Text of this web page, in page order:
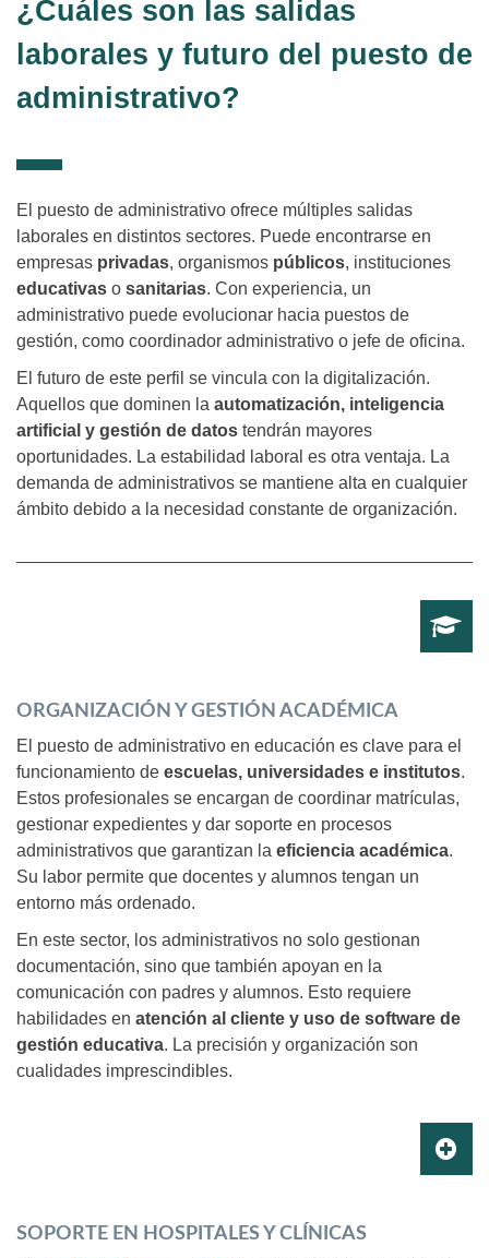
¿Cuáles son las salidas
laborales y futuro del puesto de
administrativo?
El puesto de administrativo ofrece múltiples salidas
laborales en distintos sectores. Puede encontrarse en
empresas privadas, organismos públicos, instituciones
educativas o sanitarias. Con experiencia, un
administrativo puede evolucionar hacia puestos de
gestión, como coordinador administrativo o jefe de oficina.
El futuro de este perfil se vincula con la digitalización.
Aquellos que dominen la automatización, inteligencia
artificial y gestión de datos tendrán mayores
oportunidades. La estabilidad laboral es otra ventaja. La
demanda de administrativos se mantiene alta en cualquier
ámbito debido a la necesidad constante de organización.
ORGANIZACIÓN Y GESTIÓN ACADÉMICA
El puesto de administrativo en educación es clave para el
funcionamiento de escuelas, universidades e institutos.
Estos profesionales se encargan de coordinar matrículas,
gestionar expedientes y dar soporte en procesos
administrativos que garantizan la eficiencia académica.
Su labor permite que docentes y alumnos tengan un
entorno más ordenado.
En este sector, los administrativos no solo gestionan
documentación, sino que también apoyan en la
comunicación con padres y alumnos. Esto requiere
habilidades en atención al cliente y uso de software de
gestión educativa. La precisión y organización son
cualidades imprescindibles.
SOPORTE EN HOSPITALES Y CLÍNICAS